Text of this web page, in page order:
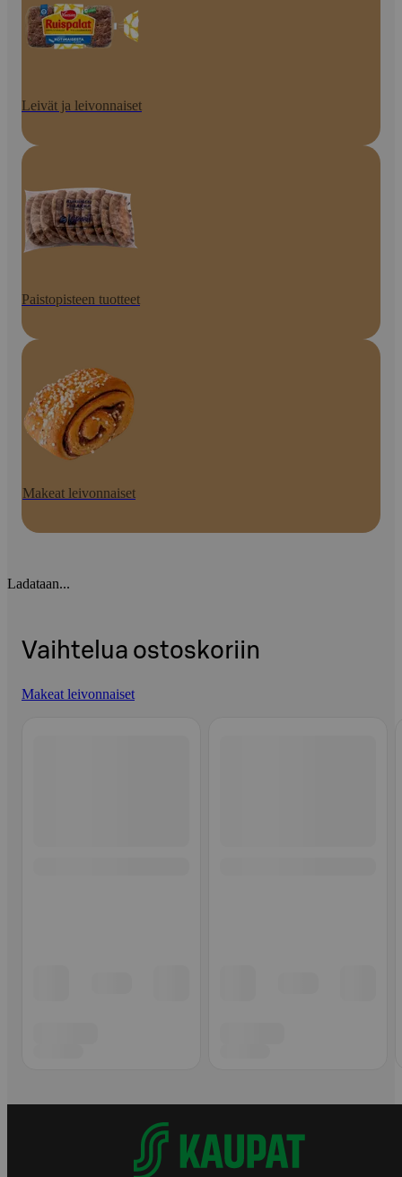
Leivät ja leivonnaiset
Paistopisteen tuotteet
Makeat leivonnaiset
Ladataan...
Vaihtelua ostoskoriin
Makeat leivonnaiset